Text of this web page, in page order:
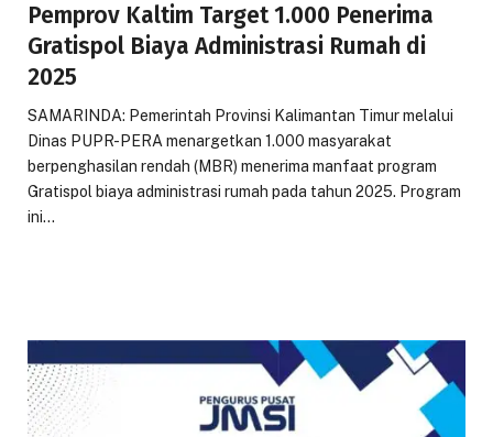
Pemprov Kaltim Target 1.000 Penerima
Gratispol Biaya Administrasi Rumah di
2025
SAMARINDA: Pemerintah Provinsi Kalimantan Timur melalui
Dinas PUPR-PERA menargetkan 1.000 masyarakat
berpenghasilan rendah (MBR) menerima manfaat program
Gratispol biaya administrasi rumah pada tahun 2025. Program
ini…